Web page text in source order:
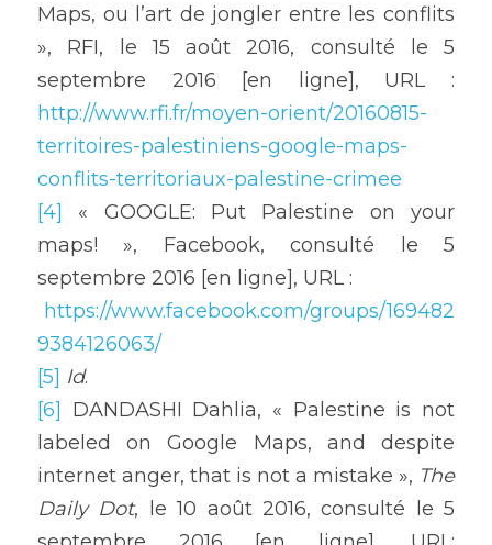
Maps, ou l’art de jongler entre les conflits
», RFI, le 15 août 2016, consulté le 5
http://www.rfi.fr/moyen-orient/20160815-
territoires-palestiniens-google-maps-
conflits-territoriaux-palestine-crimee
[4]
« GOOGLE: Put Palestine on your
maps! », Facebook, consulté le 5
septembre 2016 [en ligne], URL :
https://www.facebook.com/groups/169482
9384126063/
[5] Id.
[6]
DANDASHI Dahlia, « Palestine is not
labeled on Google Maps, and despite
internet anger, that is not a mistake », The
Daily Dot, le 10 août 2016, consulté le 5